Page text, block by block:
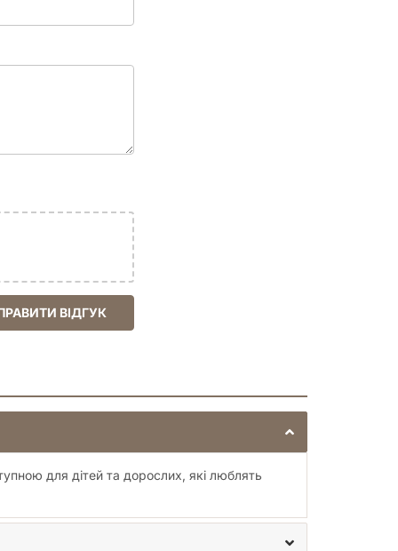
ВІДГУК
для дітей та дорослих, які люблять